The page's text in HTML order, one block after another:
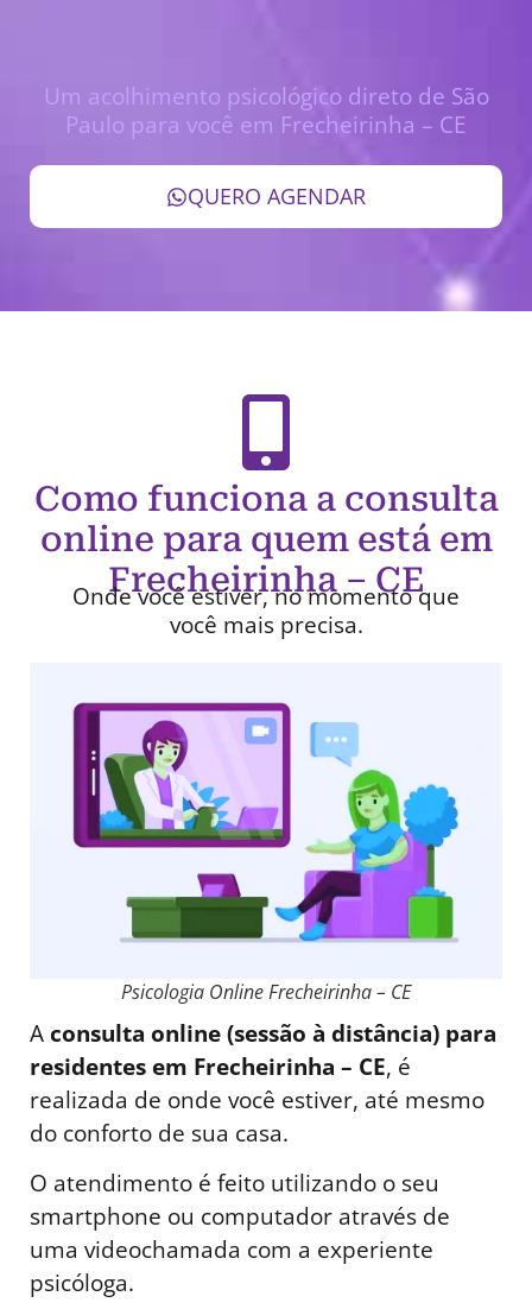
Um acolhimento psicológico direto de São
Paulo para você em Frecheirinha – CE
QUERO AGENDAR
Como funciona a consulta
online para quem está em
Frecheirinha – CE
Onde você estiver, no momento que
você mais precisa.
Psicologia Online Frecheirinha – CE
Aconsulta online (sessão à distância) para
residentes em Frecheirinha – CE, é
realizada de onde você estiver, até mesmo
do conforto de sua casa.
O atendimento é feito utilizando o seu
smartphone ou computador através de
uma videochamada com a experiente
psicóloga.